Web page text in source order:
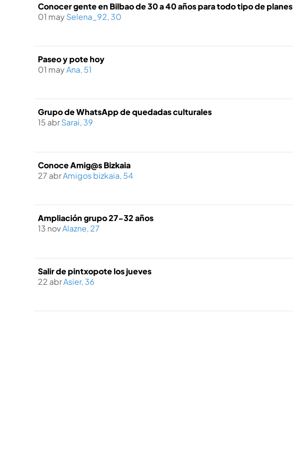
Conocer gente en Bilbao de 30 a 40 años para todo tipo de planes
01 maySelena_92, 30
Paseo y pote hoy
01 mayAna, 51
Grupo de WhatsApp de quedadas culturales
15 abrSarai, 39
Conoce Amig@s Bizkaia
27 abrAmigos bizkaia, 54
Ampliación grupo 27-32 años
13 novAlazne, 27
Salir de pintxopote los jueves
22 abrAsier, 36